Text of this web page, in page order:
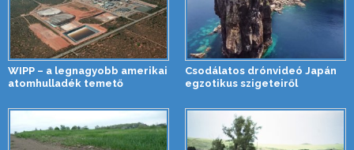
WIPP – a legnagyobb amerikai
atomhulladék temető
Csodálatos drónvideó Japán
egzotikus szigeteiről